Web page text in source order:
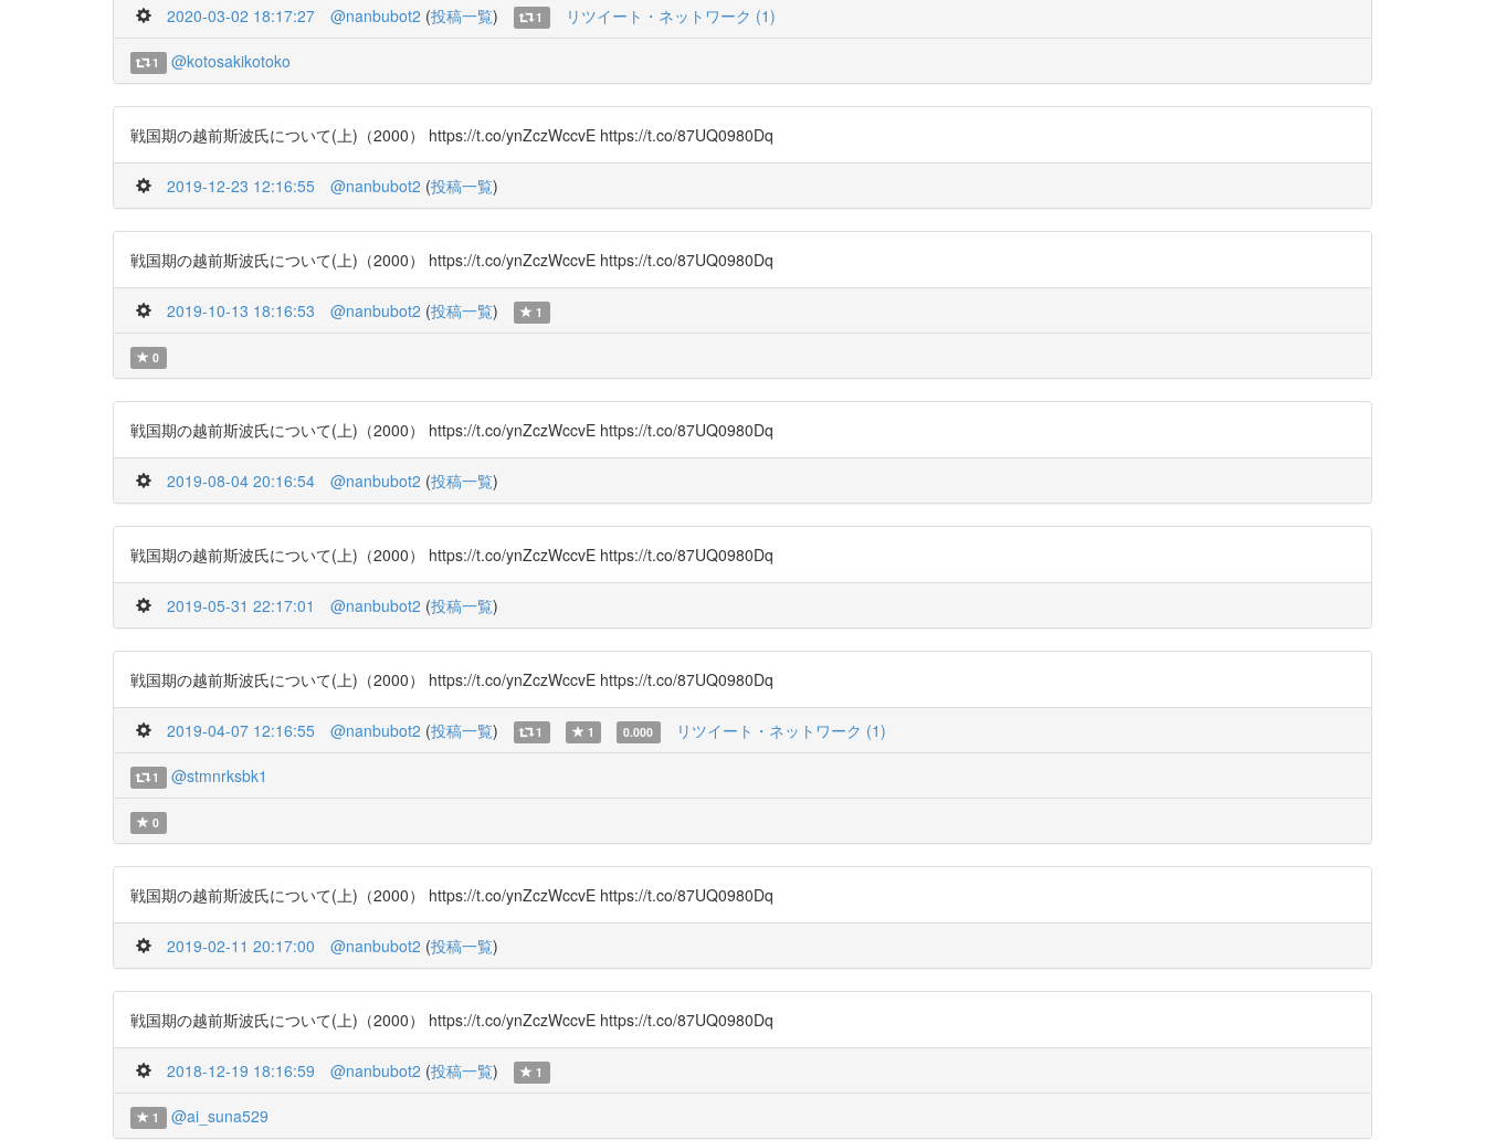
2020-03-02 18:17:27 @nanbubot2 (投稿一覧) 1 リツイート・ネットワーク (1)
1 @kotosakikotoko
戦国期の越前斯波氏について(上)（2000） https://t.co/ynZczWccvE https://t.co/87UQ0980Dq
2019-12-23 12:16:55 @nanbubot2 (投稿一覧)
戦国期の越前斯波氏について(上)（2000） https://t.co/ynZczWccvE https://t.co/87UQ0980Dq
2019-10-13 18:16:53 @nanbubot2 (投稿一覧) 1
0
戦国期の越前斯波氏について(上)（2000） https://t.co/ynZczWccvE https://t.co/87UQ0980Dq
2019-08-04 20:16:54 @nanbubot2 (投稿一覧)
戦国期の越前斯波氏について(上)（2000） https://t.co/ynZczWccvE https://t.co/87UQ0980Dq
2019-05-31 22:17:01 @nanbubot2 (投稿一覧)
戦国期の越前斯波氏について(上)（2000） https://t.co/ynZczWccvE https://t.co/87UQ0980Dq
2019-04-07 12:16:55 @nanbubot2 (投稿一覧) 1 1 0.000 リツイート・ネットワーク (1)
1 @stmnrksbk1
0
戦国期の越前斯波氏について(上)（2000） https://t.co/ynZczWccvE https://t.co/87UQ0980Dq
2019-02-11 20:17:00 @nanbubot2 (投稿一覧)
戦国期の越前斯波氏について(上)（2000） https://t.co/ynZczWccvE https://t.co/87UQ0980Dq
2018-12-19 18:16:59 @nanbubot2 (投稿一覧) 1
1 @ai_suna529